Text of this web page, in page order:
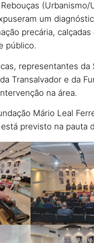
um
precária,
público.
representantes
Transalvador e da
na área.
Mário Leal
previsto na pauta